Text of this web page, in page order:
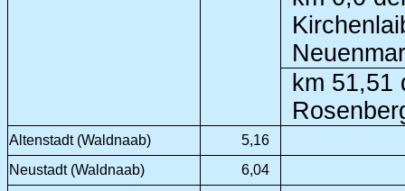
km 51,51
Altenstadt (Waldnaab)
5,16
Neustadt (Waldnaab)
6,04